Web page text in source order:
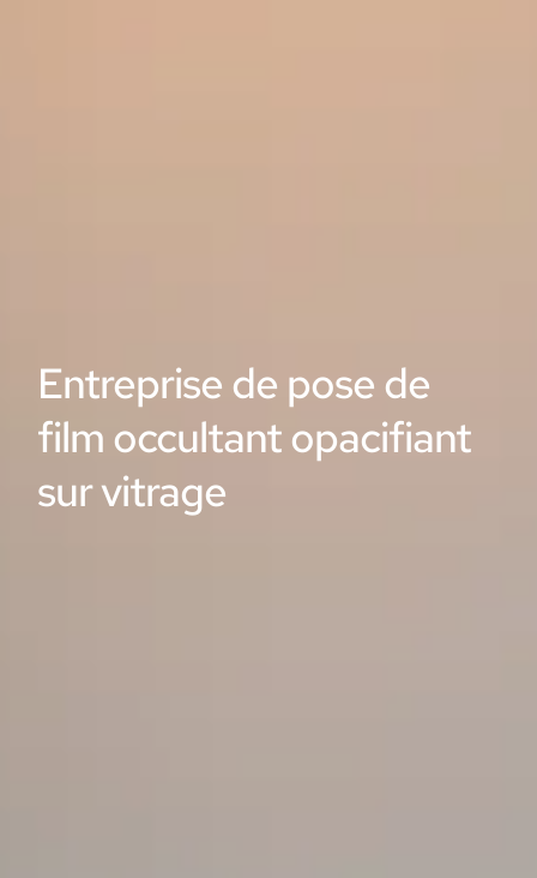
Entreprise de pose de
film occultant opacifiant
sur vitrage